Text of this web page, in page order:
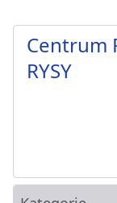
Centrum
RYSY